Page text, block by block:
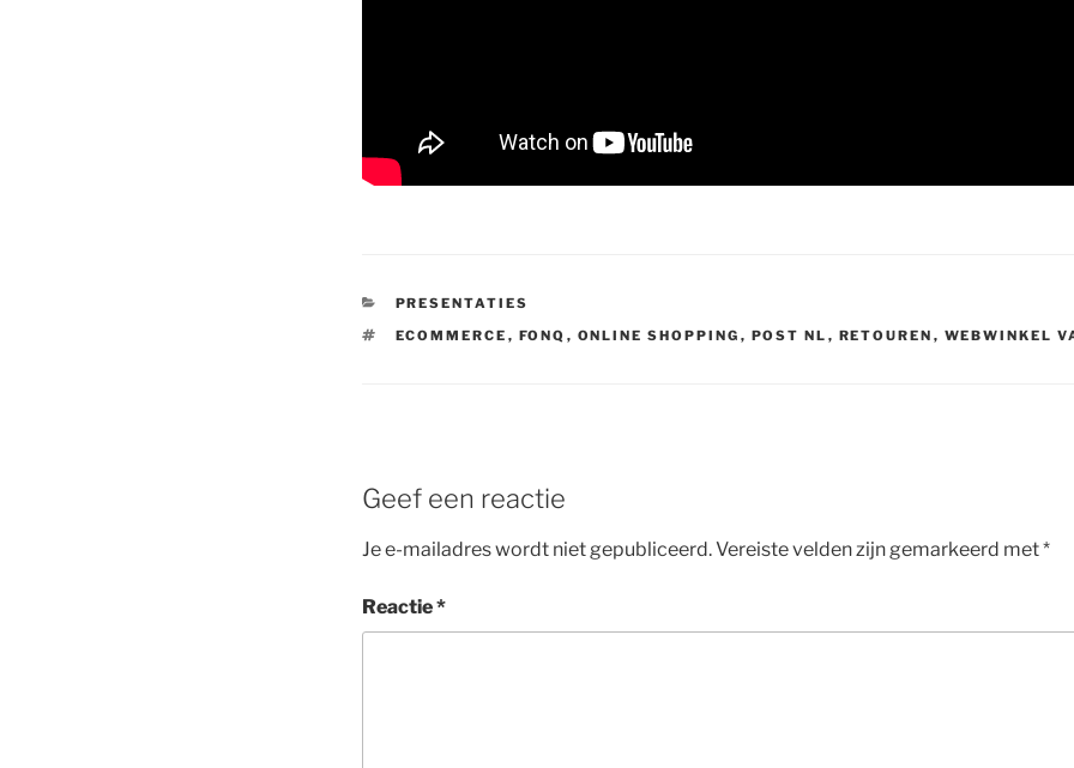
CATEGORIEËN
PRESENTATIES
TAGS
ECOMMERCE , FONQ , ONLINE SHOPPING , POST NL , RETOUREN , WEBWINKEL
Geef een reactie
Je e-mailadres wordt niet gepubliceerd.Vereiste velden zijn gemarkeerd met*
Reactie*